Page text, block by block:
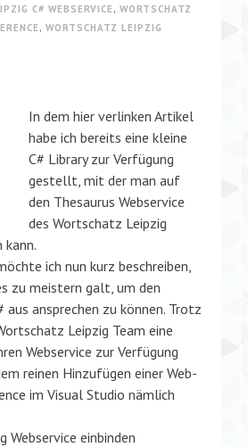
C# WEBSERVICE , WORTSCHATZ
, WORTSCHATZ LEIPZIG
In dem hier verlinken Artikel
habe ich bereits eine kleine
C# Library zur Verfügung
gestellt, mit der man auf
den Thesaurus Webservice
des Wortschatz Leipzig
ich nun kurz beschreiben,
zu meistern galt, um den
aus ansprechen zu können. Trotz
Leipzig Team eine
Webservice zur Verfügung
reinen Hinzufügen einer Web-
im Visual Studio nämlich
Webservice einbinden